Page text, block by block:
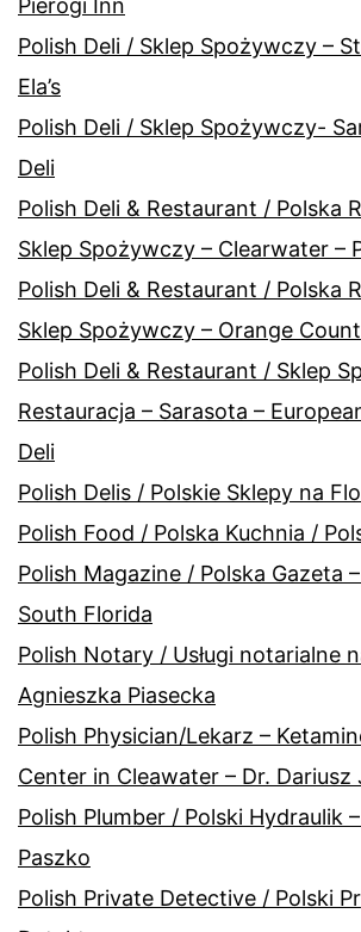
Polish Deli / Sklep Spożywczy –
Ela’s
Polish Deli / Sklep Spożywczy-
Deli
Polish Deli & Restaurant / Polska
Sklep Spożywczy – Clearwater –
Polish Deli & Restaurant / Polska
Sklep Spożywczy – Orange
Polish Deli & Restaurant / Sklep
Restauracja – Sarasota –
Deli
Polish Delis / Polskie Sklepy na
Polish Food / Polska Kuchnia /
Polish Magazine / Polska Gazeta
South Florida
Polish Notary / Usługi notarialne
Agnieszka Piasecka
Polish Physician/Lekarz –
Center in Cleawater – Dr. Dariusz
Polish Plumber / Polski Hydraulik
Paszko
Polish Private Detective / Polski